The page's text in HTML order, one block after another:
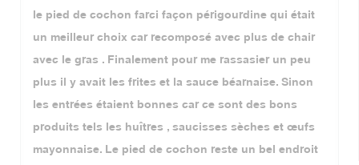
le pied de cochon farci façon périgourdine qui était
un meilleur choix car recomposé avec plus de chair
avec le gras . Finalement pour me rassasier un peu
plus il y avait les frites et la sauce béarnaise. Sinon
les entrées étaient bonnes car ce sont des bons
produits tels les huîtres , saucisses sèches et œufs
mayonnaise. Le pied de cochon reste un bel endroit